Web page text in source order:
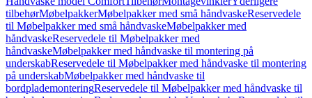
tilbehørMøbelpakkerMøbelpakker med små håndvaskeReservedele
til Møbelpakker med små håndvaskeMøbelpakker med
håndvaskeReservedele til Møbelpakker med
håndvaskeMøbelpakker med håndvaske til montering på
underskabReservedele til Møbelpakker med håndvaske til montering
på underskabMøbelpakker med håndvaske til
bordplademonteringReservedele til Møbelpakker med håndvaske til